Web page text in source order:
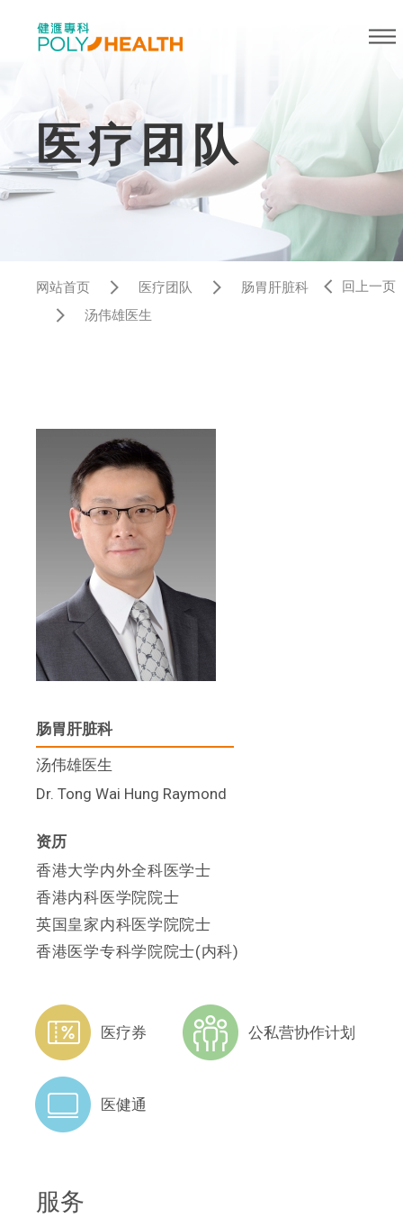
医疗团队
网站首页 医疗团队
肠胃肝脏科
汤伟雄医生
回上一页
肠胃肝脏科
汤伟雄医生
Dr. Tong Wai Hung Raymond
资历
香港大学内外全科医学士
香港内科医学院院士
英国皇家内科医学院院士
香港医学专科学院院士(内科)
医疗券 公私营协作计划
医健通
服务